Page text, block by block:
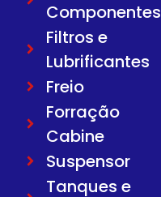
Componentes
Filtros e
Lubrificantes
Freio
Forração
Cabine
Suspensor
Tanques e